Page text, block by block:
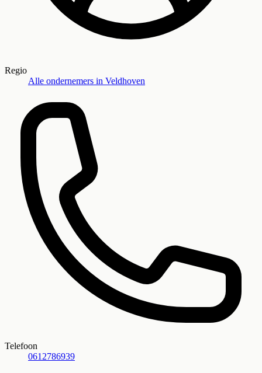
Regio
Alle ondernemers in Veldhoven
Telefoon
0612786939